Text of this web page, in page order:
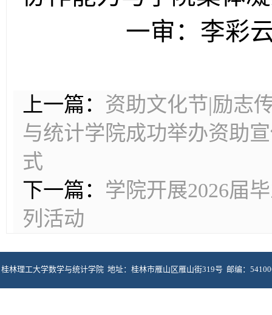
一审：李彩
上一篇： 资助文化节|励志
与统计学院成功举办资助
式
下一篇： 学院开展2026届
列活动
桂林理工大学数学与统计学院 地址：桂林市雁山区雁山街319号 邮